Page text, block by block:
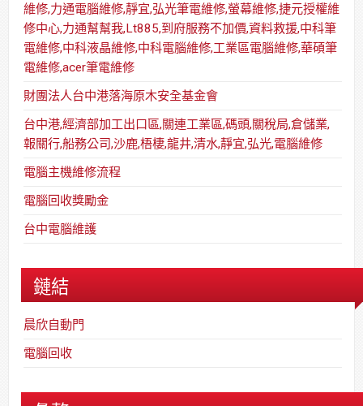
維修,力通電腦維修,靜宜,弘光筆電維修,螢幕維修,捷元授權維
修中心,力通幫幫我,Lt885,到府服務不加價,資料救援,中科筆
電維修,中科液晶維修,中科電腦維修,工業區電腦維修,華碩筆
電維修,acer筆電維修
財團法人台中港落海原木安全基金會
台中港,經濟部加工出口區,關連工業區,碼頭,關稅局,倉儲業,
報關行,船務公司,沙鹿,梧棲,龍井,清水,靜宜,弘光,電腦維修
電腦主機維修流程
電腦回收獎勵金
台中電腦維護
鏈結
晨欣自動門
電腦回收